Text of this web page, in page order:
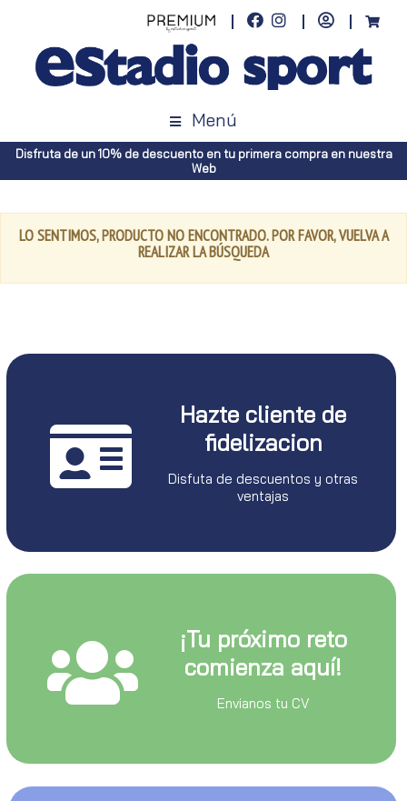
Menú
Disfruta de un 10% de descuento en tu primera compra en nuestra
Web
LO SENTIMOS, PRODUCTO NO ENCONTRADO. POR FAVOR, VUELVA A
REALIZAR LA BÚSQUEDA
Hazte cliente de
fidelizacion
Disfuta de descuentos y otras
ventajas
¡Tu próximo reto
comienza aquí!
Envianos tu CV